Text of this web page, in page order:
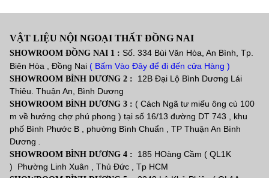
VẬT LIỆU NỘI NGOẠI THẤT ĐỒNG NAI
SHOWROOM ĐỒNG NAI 1 :Số. 334 Bùi Văn Hòa, An Bình, Tp.
Biên Hòa , Đồng Nai ( Bấm Vào Đây để đi đến cửa Hàng )
SHOWROOM BÌNH DƯƠNG 2 :
12B Đại Lộ Bình Dương Lái
Thiêu. Thuận An, Bình Dương
SHOWROOM BÌNH DƯƠNG 3 : ( Cách Ngã tư miếu ông cù 100
m về hướng chợ phú phong ) tại số 16/13 đường DT 743 , khu
phố Bình Phước B , phường Bình Chuẩn , TP Thuận An Bình
Dương
SHOWROOM BÌNH DƯƠNG 4 :
185 HOàng Cầm ( QL1K
) Phường Linh Xuân , Thủ Đức , Tp HCM